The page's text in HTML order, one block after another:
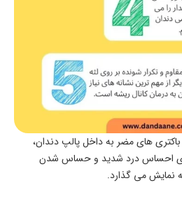
های مضر به داخل پالپ دندان،
احساس درد شدید و حساس شدن
نمایش می گذارد.